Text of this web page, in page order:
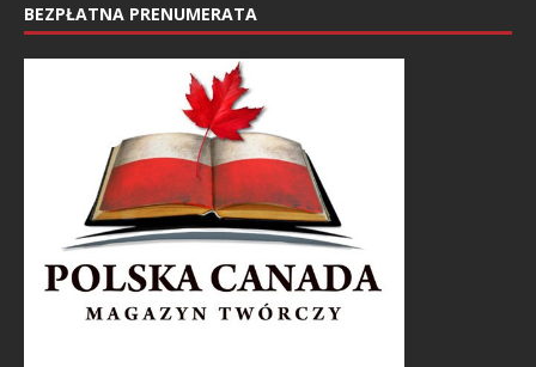
BEZPŁATNA PRENUMERATA